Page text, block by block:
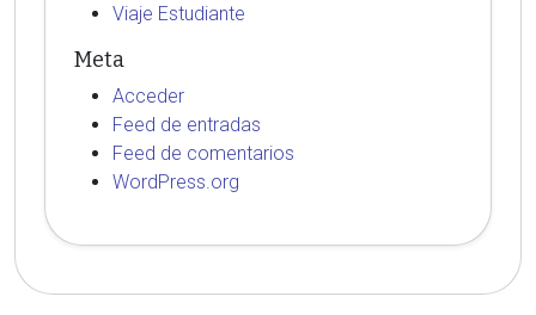
Viaje Estudiante
Meta
Acceder
Feed de entradas
Feed de comentarios
WordPress.org